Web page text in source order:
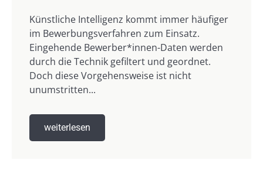
Künstliche Intelligenz kommt immer häufiger
im Bewerbungsverfahren zum Einsatz.
Eingehende Bewerber*innen-Daten werden
durch die Technik gefiltert und geordnet.
Doch diese Vorgehensweise ist nicht
unumstritten...
weiterlesen